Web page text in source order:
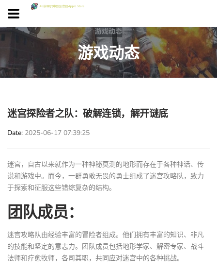
游戏动态
迷宫探险者之队：破解连锁，解开谜底
Date 2025-06-17 07:39:25
迷宫，自古以来就作为一种神秘莫测的地形而存在于各种神话、传
说和游戏中。而今，一群勇敢无畏的勇士组成了迷宫攻略队，致力
于探索和征服这些错综复杂的结构。
团队成员：
迷宫攻略队由经验丰富的冒险者组成。他们拥有丰富的知识、非凡
的技能和坚定的意志力。团队成员包括地形学家、解密专家、战斗
法师和疗愈牧师，各司其职，共同应对迷宫中的各种挑战。